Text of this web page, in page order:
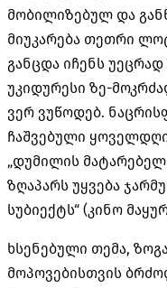
მობილიზებულ და
მიუკარება თეთრი
განცდა იჩენს
უკიდურესი ზე-
ვერ ვუწოდებ.
ჩაშვებული
„დუმილის
ზღაპარს უყვება
სუბიექტს“ (კინო
ხსენებული თემა,
მოპოვებისთვის